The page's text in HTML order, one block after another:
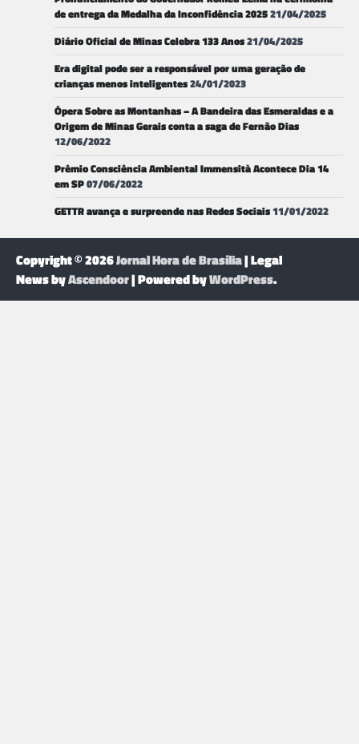
de entrega da Medalha da Inconfidência 202521/04/2025
Diário Oficial de Minas Celebra 133 Anos21/04/2025
Era digital pode ser a responsável por uma geração de
crianças menos inteligentes24/01/2023
Ópera Sobre as Montanhas – A Bandeira das Esmeraldas e a
Origem de Minas Gerais conta a saga de Fernão Dias
12/06/2022
Prêmio Consciência Ambiental Immensità Acontece Dia 14
em SP07/06/2022
GETTR avança e surpreende nas Redes Sociais11/01/2022
Copyright © 2026Jornal Hora de Brasília| Legal
News byAscendoor| Powered byWordPress.